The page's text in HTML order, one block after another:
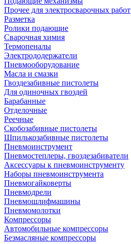
Прочее для электросварочных работ
Разметка
Ролики подающие
Сварочная химия
Термопеналы
Электрододержатели
Пневмооборудование
Масла и смазки
Гвоздезабивные пистолеты
Для одиночных гвоздей
Барабанные
Отделочные
Реечные
Скобозабивные пистолеты
Шпилькозабивные пистолеты
Пневмоинструмент
Пневмостеплеры, гвоздезабиватели
Аксессуары к пневмоинструменту
Наборы пневмоинструмента
Пневмогайковерты
Пневмодрели
Пневмошлифмашины
Пневмомолотки
Компрессоры
Автомобильные компрессоры
Безмасляные компрессоры